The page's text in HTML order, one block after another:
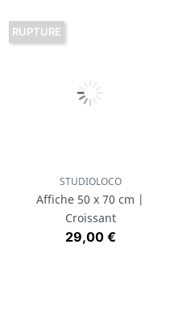
STUDIOLOCO
Affiche 50 x 70 cm |
Croissant
Prix
29,00 €
RUPTURE